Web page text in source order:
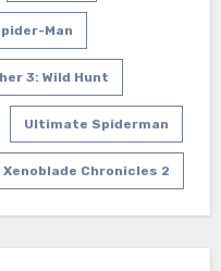
Man
3: Wild Hunt
Ultimate Spiderman
Xenoblade Chronicles 2